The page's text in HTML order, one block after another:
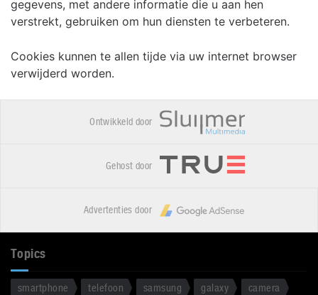
gegevens, met andere informatie die u aan hen
verstrekt, gebruiken om hun diensten te verbeteren.
Cookies kunnen te allen tijde via uw internet browser
verwijderd worden.
Ontwikkeld door
Gehost door
Advertenties door
Topics
smartphone telefoon samsung galaxy
camera